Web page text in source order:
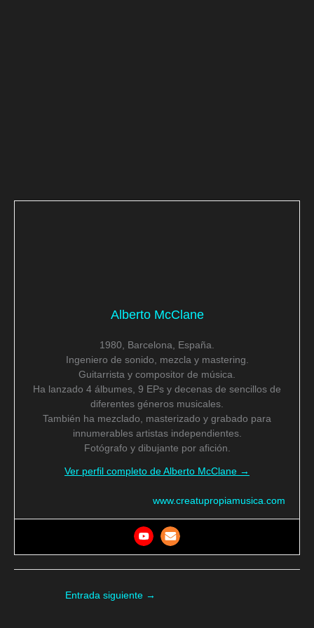
Alberto McClane
1980, Barcelona, España.
Ingeniero de sonido, mezcla y mastering.
Guitarrista y compositor de música.
Ha lanzado 4 álbumes, 9 EPs y decenas de sencillos de
diferentes géneros musicales.
También ha mezclado, masterizado y grabado para
innumerables artistas independientes.
Fotógrafo y dibujante por afición.
Ver perfil completo de Alberto McClane →
www.creatupropiamusica.com
Entrada siguiente →